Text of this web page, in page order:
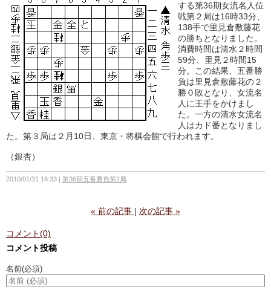
する第36期女流名人位
戦第２局は16時33分、
138手で里見倉敷藤花
の勝ちとなりました。
消費時間は清水２時間
59分、里見２時間15
分。この結果、五番勝
負は里見倉敷藤花の２
勝０敗となり、女流名
人に王手をかけまし
た。一方の清水女流名
人はカド番となりまし
た。第３局は２月10日、東京・将棋会館で行われます。
（銀杏）
2010/01/31 16:33 第36期五番勝負第2局
« 前の記事 次の記事 »
コメント(0)
コメント投稿
名前(必須)